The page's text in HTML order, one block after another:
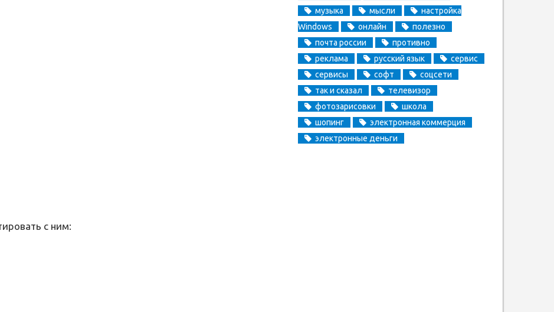
с ним:
музыка
мысли
настройка
Windows
онлайн
полезно
почта россии
противно
реклама
русский язык
сервис
сервисы
софт
соцсети
так и сказал
телевизор
фотозарисовки
школа
шопинг
электронная коммерция
электронные деньги